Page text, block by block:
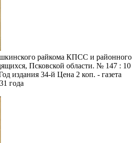
райкома КПСС и районного
Псковской области. № 147 : 10
издания 34-й Цена 2 коп. - газета
года